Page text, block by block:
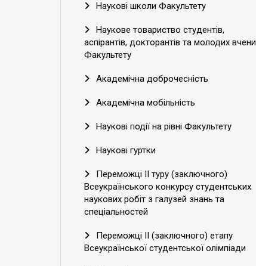
Наукові школи Факультету
Наукове товариство студентів,
аспірантів, докторантів та молодих
Факультету
Академічна доброчесність
Академічна мобільність
Наукові події на рівні Факультету
Наукові гуртки
Переможці ІІ туру (заключного)
Всеукраїнського конкурсу студентських
наукових робіт з галузей знань та
спеціальностей
Переможці ІІ (заключного) етапу
Всеукраїнської студентської олімпіади